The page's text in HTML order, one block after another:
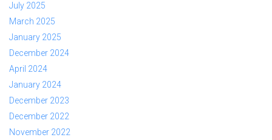
July 2025
March 2025
January 2025
December 2024
April 2024
January 2024
December 2023
December 2022
November 2022